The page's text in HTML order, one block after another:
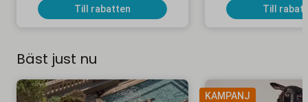
Till rabatten Till
Bäst just nu
KAMPANJ